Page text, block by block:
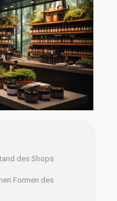
des Shops
Formen des